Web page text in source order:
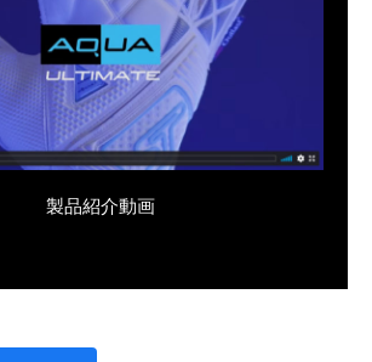
製品紹介動画